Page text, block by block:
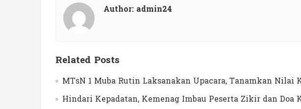
Author: admin24
Related Posts
MTsN 1 Muba Rutin Laksanakan Upacara, Tanamkan Nilai
Hindari Kepadatan, Kemenag Imbau Peserta Zikir dan Doa